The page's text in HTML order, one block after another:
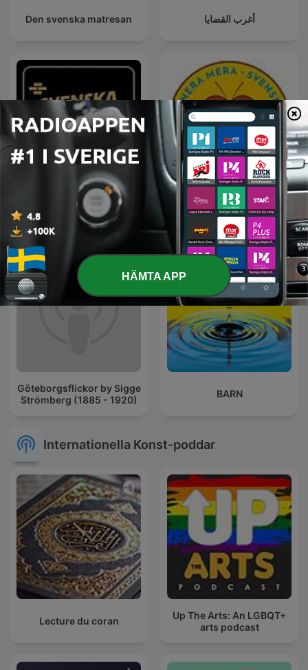
Den svenska matresan أغرب القضايا
Svenska Graffare Podcast Svenska Bins podcast
Göteborgsflickor by Sigge
Strömberg (1885 - 1920)
BARN
Internationella Konst-poddar
Lecture du coran
Up The Arts: An LGBQT+
arts podcast
HÄMTA APP